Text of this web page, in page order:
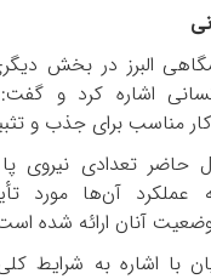
البرز در بخش
اشاره کرد و
مناسب برای جذب و
حاضر تعدادی نیروی
عملکرد آن‌ها مورد
آنان ارائه شده
با اشاره به